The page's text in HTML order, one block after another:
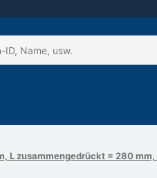
L zusammengedrückt = 280